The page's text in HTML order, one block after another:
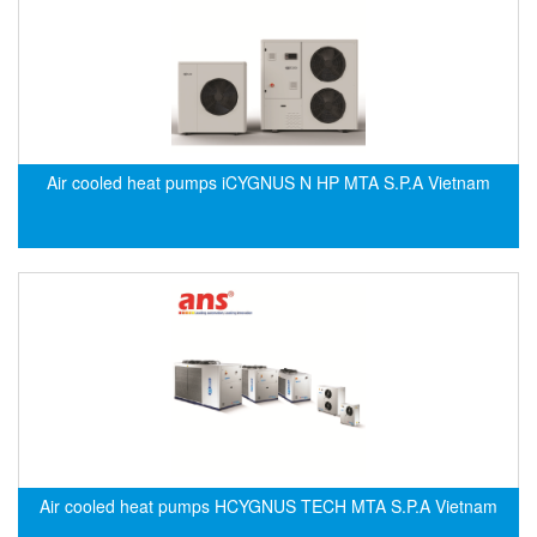
Durag
Eaton
Air cooled heat pumps iCYGNUS N HP MTA S.P.A Vietnam
Air cooled heat pumps HCYGNUS TECH MTA S.P.A Vietnam